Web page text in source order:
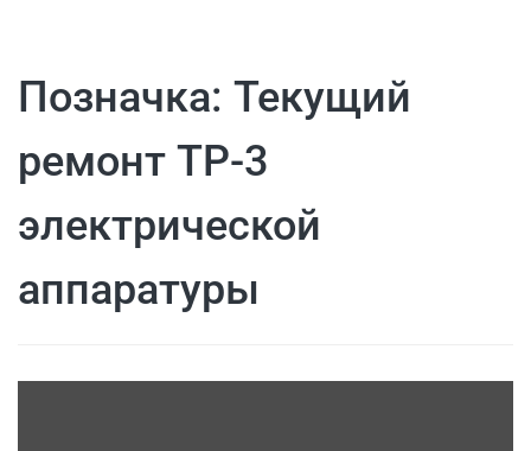
Позначка: Текущий
ремонт ТР-3
электрической
аппаратуры